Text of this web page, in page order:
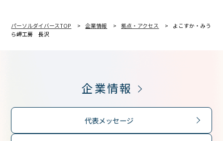
パーソルダイバースTOP 企業情報 拠点・アクセス
よこすか・みう
ら岬工房 長沢
企業情報
代表メッセージ